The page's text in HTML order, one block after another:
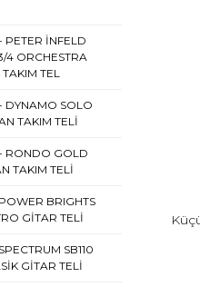
PETER İNFELD
4 ORCHESTRA
TEL
DYNAMO SOLO
TAKIM TELİ
RONDO GOLD
TAKIM TELİ
BRIGHTS
GİTAR TELİ
SB110
GİTAR TELİ